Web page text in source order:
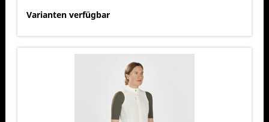
Varianten verfügbar